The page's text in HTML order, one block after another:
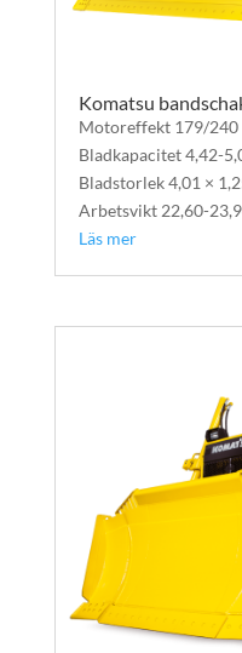
Komatsu
Motoreffekt 179/240
Bladkapacitet 4,42-
Bladstorlek 4,01 ×
Arbetsvikt 22,60-
Läs mer